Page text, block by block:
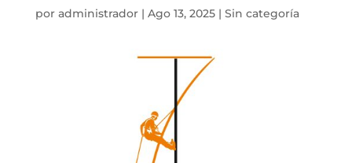
por administrador| Ago 13, 2025| Sin categoría